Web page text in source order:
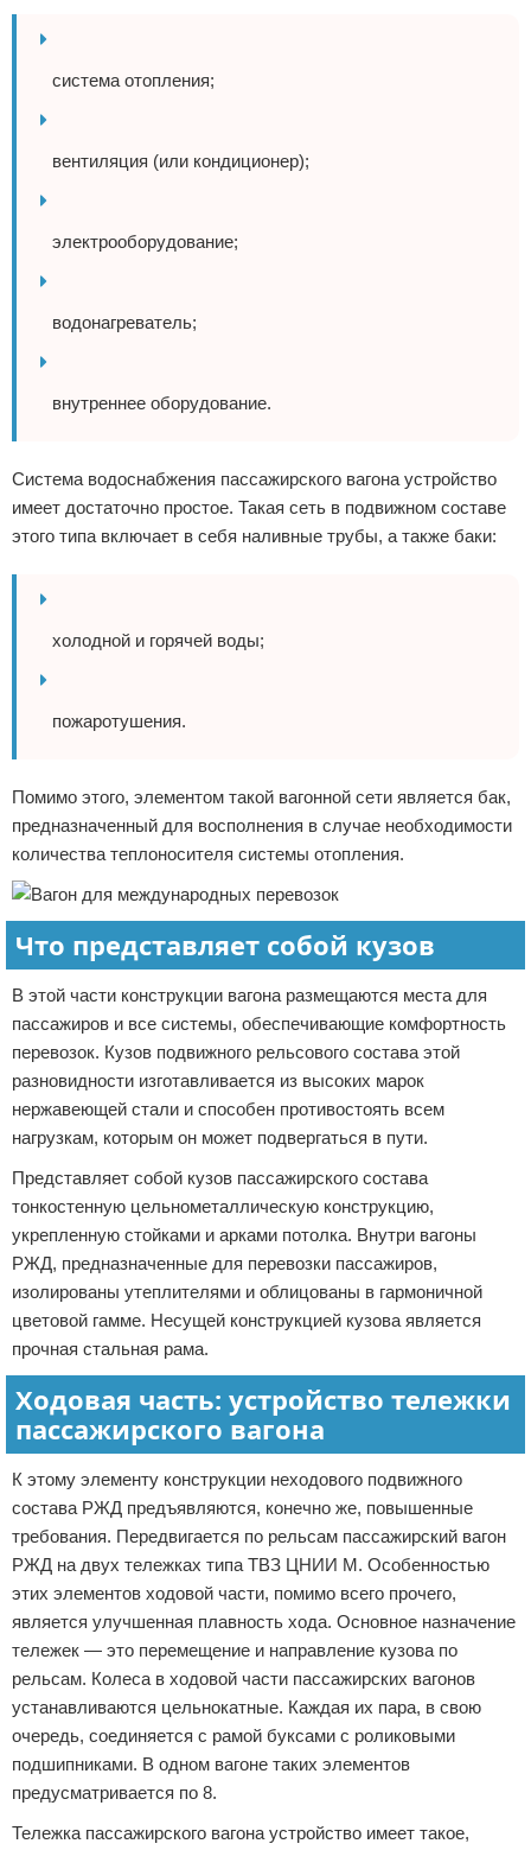
система отопления;
вентиляция (или кондиционер);
электрооборудование;
водонагреватель;
внутреннее оборудование.
Система водоснабжения пассажирского вагона устройство
имеет достаточно простое. Такая сеть в подвижном составе
этого типа включает в себя наливные трубы, а также баки:
холодной и горячей воды;
пожаротушения.
Помимо этого, элементом такой вагонной сети является бак,
предназначенный для восполнения в случае необходимости
количества теплоносителя системы отопления.
Что представляет собой кузов
В этой части конструкции вагона размещаются места для
пассажиров и все системы, обеспечивающие комфортность
перевозок. Кузов подвижного рельсового состава этой
разновидности изготавливается из высоких марок
нержавеющей стали и способен противостоять всем
нагрузкам, которым он может подвергаться в пути.
Представляет собой кузов пассажирского состава
тонкостенную цельнометаллическую конструкцию,
укрепленную стойками и арками потолка. Внутри вагоны
РЖД, предназначенные для перевозки пассажиров,
изолированы утеплителями и облицованы в гармоничной
цветовой гамме. Несущей конструкцией кузова является
прочная стальная рама.
Ходовая часть: устройство тележки
пассажирского вагона
К этому элементу конструкции неходового подвижного
состава РЖД предъявляются, конечно же, повышенные
требования. Передвигается по рельсам пассажирский вагон
РЖД на двух тележках типа ТВЗ ЦНИИ М. Особенностью
этих элементов ходовой части, помимо всего прочего,
является улучшенная плавность хода. Основное назначение
тележек — это перемещение и направление кузова по
рельсам. Колеса в ходовой части пассажирских вагонов
устанавливаются цельнокатные. Каждая их пара, в свою
очередь, соединяется с рамой буксами с роликовыми
подшипниками. В одном вагоне таких элементов
предусматривается по 8.
Тележка пассажирского вагона устройство имеет такое,